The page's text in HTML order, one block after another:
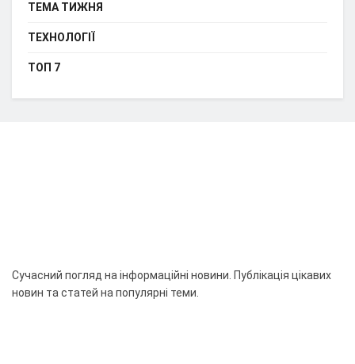
ТЕМА ТИЖНЯ
ТЕХНОЛОГІЇ
ТОП 7
Сучасний погляд на інформаційні новини. Публікація цікавих
новин та статей на популярні теми.